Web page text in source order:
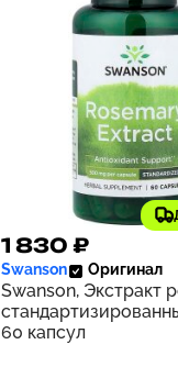
1 830 ₽
Swanson Оригинал
Swanson, Экстракт
60 капсул